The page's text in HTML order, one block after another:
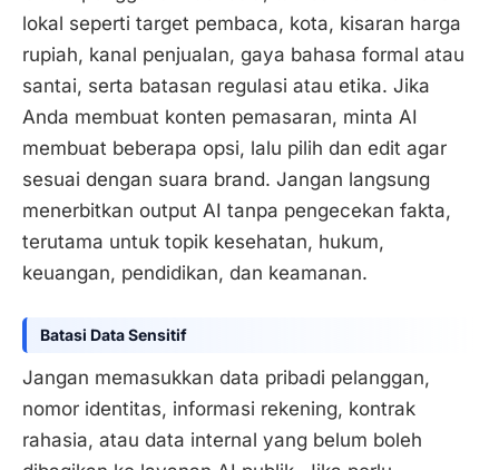
lokal seperti target pembaca, kota, kisaran harga
rupiah, kanal penjualan, gaya bahasa formal atau
santai, serta batasan regulasi atau etika. Jika
Anda membuat konten pemasaran, minta AI
membuat beberapa opsi, lalu pilih dan edit agar
sesuai dengan suara brand. Jangan langsung
menerbitkan output AI tanpa pengecekan fakta,
terutama untuk topik kesehatan, hukum,
keuangan, pendidikan, dan keamanan.
Batasi Data Sensitif
Jangan memasukkan data pribadi pelanggan,
nomor identitas, informasi rekening, kontrak
rahasia, atau data internal yang belum boleh